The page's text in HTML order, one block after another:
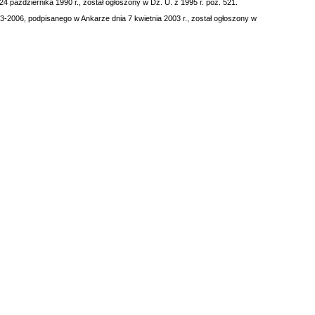
1990 r., został ogłoszony w Dz. U. z 1995 r. poz. 521.
podpisanego w Ankarze dnia 7 kwietnia 2003 r., został ogłoszony w